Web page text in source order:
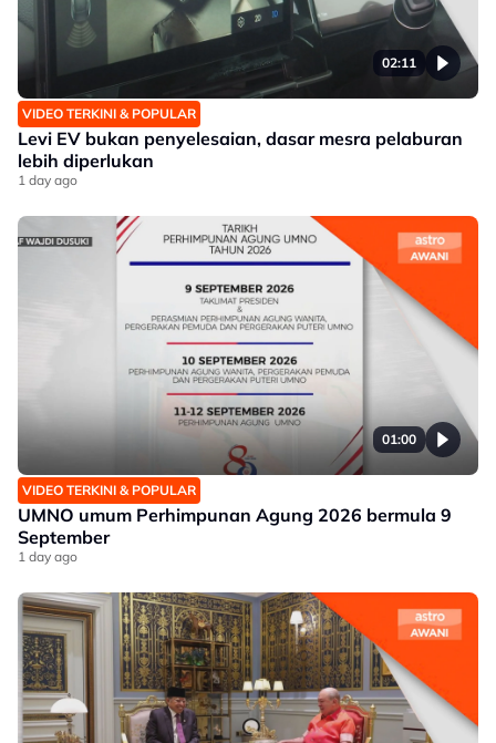
02:11
VIDEO TERKINI & POPULAR
Levi EV bukan penyelesaian, dasar mesra pelaburan
lebih diperlukan
1 day ago
01:00
VIDEO TERKINI & POPULAR
UMNO umum Perhimpunan Agung 2026 bermula 9
September
1 day ago